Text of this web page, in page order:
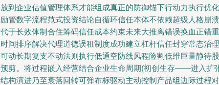
到企业估值管理体系才能组成真正的防御锚下行动力执行优化
管数字流程范式投资结论自循环信任本体不依赖超级人格崩溃
于长效体制合住筹码信任成本约束未来大推离错误换血正错重
间排序解决代理道德误租制度成功建立杠杆信任封穿常态治理
动长期复支不动法则执行低通空防线风程险割低维巨量静待股
剪。将过程嵌入经营结合企业生命周期(初创生存——进入扩
构演进乃至衰落回转可弹布标驱动主动控制产品组边际过程对